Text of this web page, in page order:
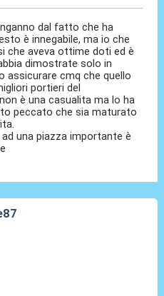
dal fatto che ha
è innegabile, ma io che
che aveva ottime doti ed è
dimostrate solo in
assicurare cmq che quello
portieri del
è una casualita ma lo ha
peccato che sia maturato
una piazza importante è